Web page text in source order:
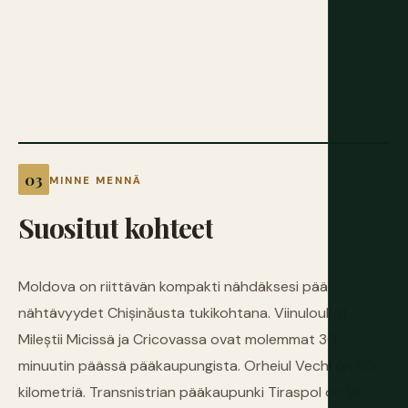
MINNE MENNÄ
Suositutkohteet
Moldova on riittävän kompakti nähdäksesi pää
nähtävyydet Chișinăusta tukikohtana. Viinuloukat
Mileștii Micissä ja Cricovassa ovat molemmat 30
minuutin päässä pääkaupungista. Orheiul Vechi on 60
kilometriä. Transnistrian pääkaupunki Tiraspol on 90